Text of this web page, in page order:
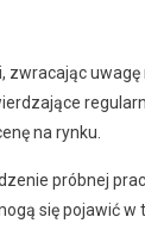
zwracając
na rynku.
próbnej
się pojawić w